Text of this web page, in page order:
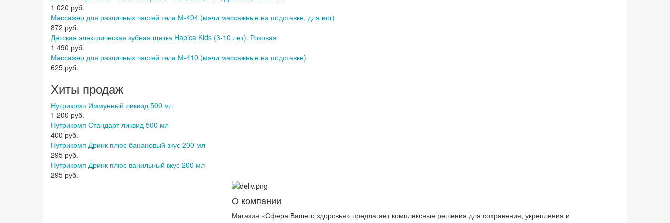
1 020 руб.
Массажер для различных частей тела М-404 (мячи массажные на подставке, для ног)
872 руб.
Детская электрическая зубная щетка Hapica Kids (3-10 лет). Розовая
1 490 руб.
Массажер для различных частей тела М-410 (мячи массажные на подставке)
625 руб.
Хиты продаж
Нутрикомп Иммунный ликвид 500 мл
1 200 руб.
Нутрикомп Стандарт ликвид 500 мл
400 руб.
Нутрикомп Дринк плюс банановый вкус 200 мл
295 руб.
Нутрикомп Дринк плюс ванильный вкус 200 мл
295 руб.
О компании
Магазин «Сфера Вашего здоровья» предлагает комплексные решения для сохранения, укрепления и